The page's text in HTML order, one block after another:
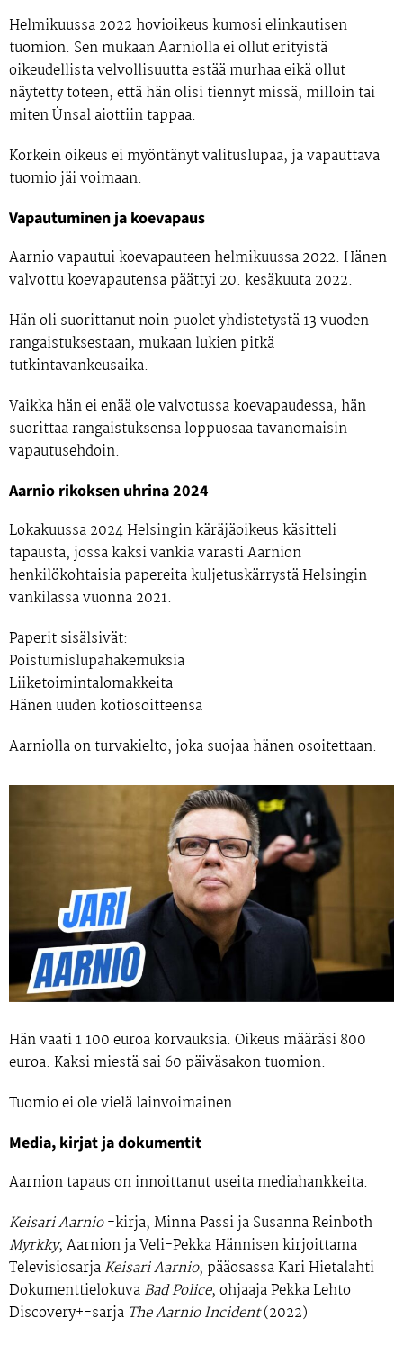
Helmikuussa 2022 hovioikeus kumosi elinkautisen
tuomion. Sen mukaan Aarniolla ei ollut erityistä
oikeudellista velvollisuutta estää murhaa eikä ollut
näytetty toteen, että hän olisi tiennyt missä, milloin tai
miten Ünsal aiottiin tappaa.
Korkein oikeus ei myöntänyt valituslupaa, ja vapauttava
tuomio jäi voimaan.
Vapautuminen ja koevapaus
Aarnio vapautui koevapauteen helmikuussa 2022. Hänen
valvottu koevapautensa päättyi 20. kesäkuuta 2022.
Hän oli suorittanut noin puolet yhdistetystä 13 vuoden
rangaistuksestaan, mukaan lukien pitkä
tutkintavankeusaika.
Vaikka hän ei enää ole valvotussa koevapaudessa, hän
suorittaa rangaistuksensa loppuosaa tavanomaisin
vapautusehdoin.
Aarnio rikoksen uhrina 2024
Lokakuussa 2024 Helsingin käräjäoikeus käsitteli
tapausta, jossa kaksi vankia varasti Aarnion
henkilökohtaisia papereita kuljetuskärrystä Helsingin
vankilassa vuonna 2021.
Paperit sisälsivät:
Poistumislupahakemuksia
Liiketoimintalomakkeita
Hänen uuden kotiosoitteensa
Aarniolla on turvakielto, joka suojaa hänen osoitettaan.
Hän vaati 1 100 euroa korvauksia. Oikeus määräsi 800
euroa. Kaksi miestä sai 60 päiväsakon tuomion.
Tuomio ei ole vielä lainvoimainen.
Media, kirjat ja dokumentit
Aarnion tapaus on innoittanut useita mediahankkeita.
Keisari Aarnio-kirja, Minna Passi ja Susanna Reinboth
Myrkky, Aarnion ja Veli-Pekka Hännisen kirjoittama
Televisiosarja Keisari Aarnio, pääosassa Kari Hietalahti
Dokumenttielokuva Bad Police, ohjaaja Pekka Lehto
Discovery+-sarja The Aarnio Incident(2022)